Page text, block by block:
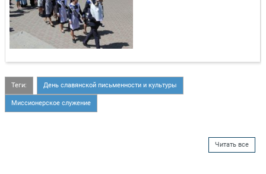
Теги: День славянской письменности и культуры
Миссионерское служение
Читать все